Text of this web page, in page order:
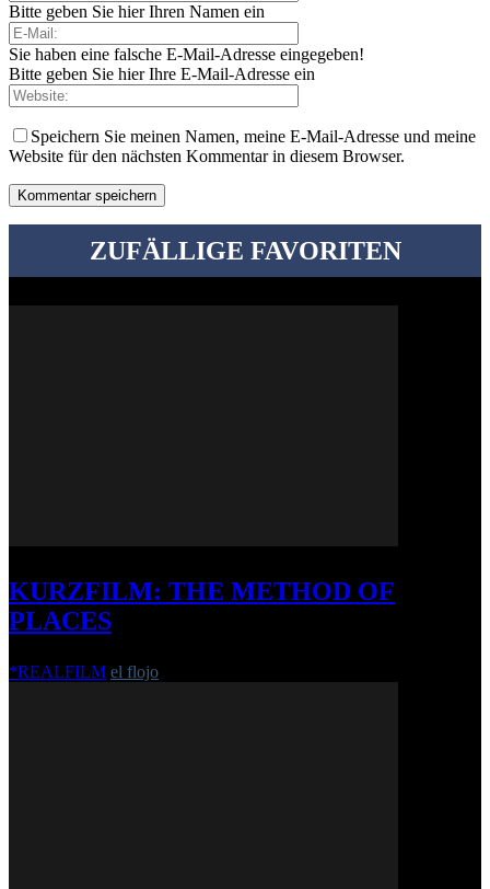
Bitte geben Sie hier Ihren Namen ein
Sie haben eine falsche E-Mail-Adresse eingegeben!
Bitte geben Sie hier Ihre E-Mail-Adresse ein
Speichern Sie meinen Namen, meine E-Mail-Adresse und meine
Website für den nächsten Kommentar in diesem Browser.
ZUFÄLLIGE FAVORITEN
KURZFILM: THE METHOD OF
PLACES
*REALFILM el flojo